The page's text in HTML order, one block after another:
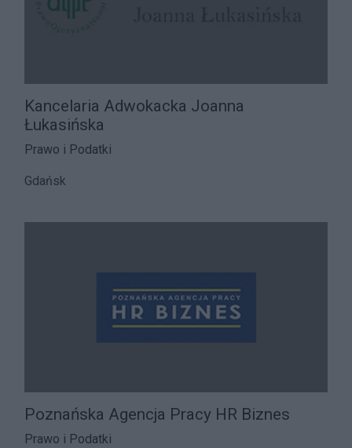
Kancelaria Adwokacka Joanna
Łukasińska
Prawo i Podatki
Gdańsk
Poznańska Agencja Pracy HR Biznes
Prawo i Podatki